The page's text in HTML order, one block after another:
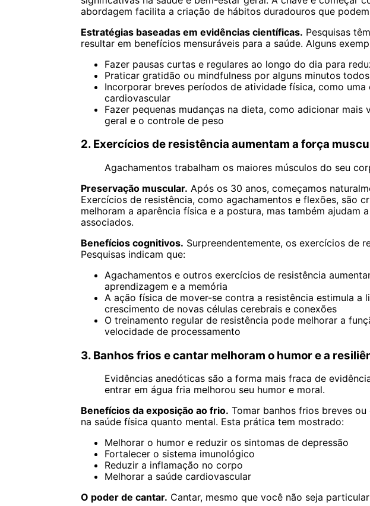
abordagem facilita a criação de hábitos duradouros que
Estratégias baseadas em evidências científicas. Pesquisas
resultar em benefícios mensuráveis para a saúde. Alguns
Fazer pausas curtas e regulares ao longo do dia para
Praticar gratidão ou mindfulness por alguns minutos
Incorporar breves períodos de atividade física, como
cardiovascular
Fazer pequenas mudanças na dieta, como adicionar
geral e o controle de peso
2. Exercícios de resistência aumentam a força
Agachamentos trabalham os maiores músculos do seu
Preservação muscular. Após os 30 anos, começamos
Exercícios de resistência, como agachamentos e flexões, são
melhoram a aparência física e a postura, mas também ajudam
associados.
Benefícios cognitivos. Surpreendentemente, os exercícios de
Pesquisas indicam que:
Agachamentos e outros exercícios de resistência
aprendizagem e a memória
A ação física de mover-se contra a resistência estimula
crescimento de novas células cerebrais e conexões
O treinamento regular de resistência pode melhorar a
velocidade de processamento
3. Banhos frios e cantar melhoram o humor e a
Evidências anedóticas são a forma mais fraca de
entrar em água fria melhorou seu humor e moral.
Benefícios da exposição ao frio. Tomar banhos frios breves
na saúde física quanto mental. Esta prática tem mostrado:
Melhorar o humor e reduzir os sintomas de depressão
Fortalecer o sistema imunológico
Reduzir a inflamação no corpo
Melhorar a saúde cardiovascular
O poder de cantar. Cantar, mesmo que você não seja